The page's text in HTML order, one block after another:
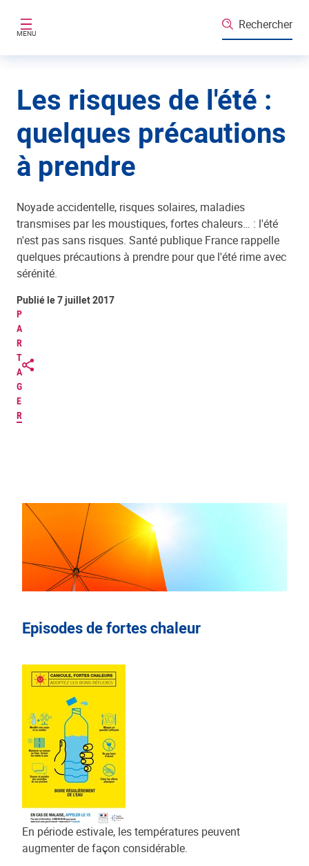
MENU
Rechercher
Les risques de l'été :
quelques précautions
à prendre
Noyade accidentelle, risques solaires, maladies
transmises par les moustiques, fortes chaleurs… : l'été
n'est pas sans risques. Santé publique France rappelle
quelques précautions à prendre pour que l'été rime avec
sérénité.
P
A
R
T
A
G
E
R
Publié le 7 juillet 2017
Episodes de fortes chaleur
En période estivale, les températures peuvent
augmenter de façon considérable.